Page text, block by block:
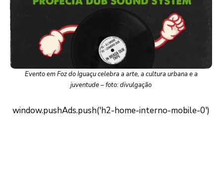
Evento em Foz do Iguaçu celebra a arte, a cultura urbana e a
juventude – foto: divulgação